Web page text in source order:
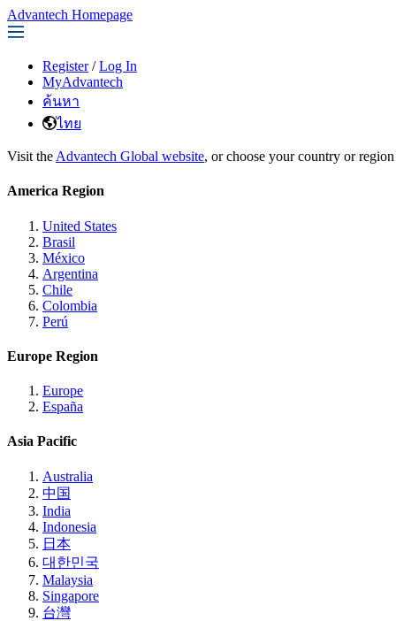
Advantech Homepage
Register / Log In
MyAdvantech
ค้นหา
ไทย
Visit the Advantech Global website, or choose your country or
America Region
United States
Brasil
México
Argentina
Chile
Colombia
Perú
Europe Region
Europe
España
Asia Pacific
Australia
中国
India
Indonesia
日本
대한민국
Malaysia
Singapore
台灣